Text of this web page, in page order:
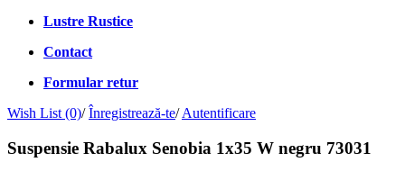
Lustre Rustice
Contact
Formular retur
Wish List (0)/ Înregistrează-te/ Autentificare
Suspensie Rabalux Senobia 1x35 W negru 73031